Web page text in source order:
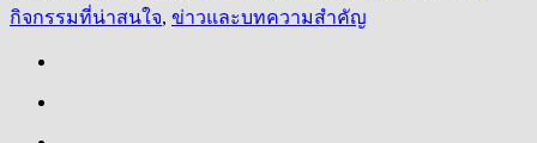
กิจกรรมที่น่าสนใจ, ข่าวและบทความสำคัญ